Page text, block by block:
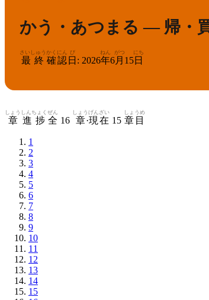
かう・あつまる — 帰・
最終
さいしゅう
確認
かくにん
日
び
: 2026年
ねん
6月
がつ
15日
にち
章
しょう
進捗
しんちょく
全
ぜん
16 章
しょう
·現在
げんざい
15 章目
しょうめ
1
2
3
4
5
6
7
8
9
10
11
12
13
14
15